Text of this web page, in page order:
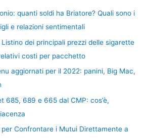
quanti soldi ha Briatore? Quali sono i
e relazioni sentimentali
dei principali prezzi delle sigarette
costi per pacchetto
aggiornati per il 2022: panini, Big Mac,
685, 689 e 665 dal CMP: cos’è,
Confrontare i Mutui Direttamente a